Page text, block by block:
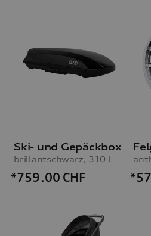
Ski- und Gepäckbox
brillantschwarz, 310 l
*759.00 CHF